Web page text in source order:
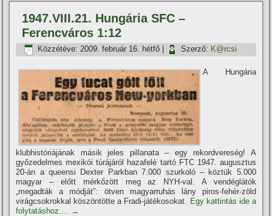
1947.VIII.21. Hungária SFC –
Ferencváros 1:12
Közzétéve: 2009. február 16. hétfő Szerző: K@rcsi
A Hungária
klubhistóriájának másik jeles pillanata – egy rekordvereség! A
győzedelmes mexikói túrájáról hazafelé tartó FTC 1947. augusztus
20-án a queensi Dexter Parkban 7.000 szurkoló – köztük 5.000
magyar – előtt mérkőzött meg az NYH-val. A vendéglátók
„megadták a módját”: ötven magyarruhás lány piros-fehér-zöld
virágcsokrokkal köszöntötte a Fradi-játékosokat.
Egy kattintás ide a
folytatáshoz....
→